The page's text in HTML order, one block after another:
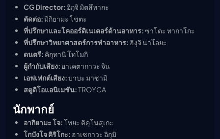
CG Director:อิกุจิ มิตสึทากะ
ตัดต่อ: มิกิยามะ โชตะ
ที่ปรึกษาและโคออร์ดิเนเตอร์ด้านอาหาร:ซาโตะ ทากาโกะ
ที่ปรึกษาวิทยาศาสตร์การทำอาหาร: ฮิงุจิ นาโอยะ
ดนตรี: คิกุทานิ โทโมกิ
ผู้กำกับเสียง: อาเคตากาวะ จิน
เอฟเฟกต์เสียง:บาบะ มาซามิ
สตูดิโอแอนิเมชัน:TROYCA
นักพากย์
อากิยามะ โจ:โทยะ คิคุโนสุเกะ
โกบังโจ คิริโกะ: ฮาเซกาวะ อิกุมิ